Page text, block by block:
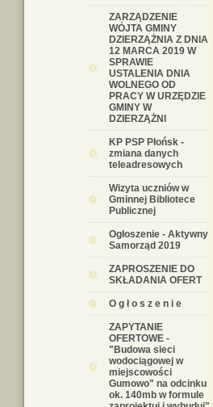
ZARZĄDZENIE
WÓJTA GMINY
DZIERZĄŻNIA Z DNIA
12 MARCA 2019 W
SPRAWIE
USTALENIA DNIA
WOLNEGO OD
PRACY W URZĘDZIE
GMINY W
DZIERZĄŻNI
KP PSP Płońsk -
zmiana danych
teleadresowych
Wizyta uczniów w
Gminnej Bibliotece
Publicznej
Ogłoszenie - Aktywny
Samorząd 2019
ZAPROSZENIE DO
SKŁADANIA OFERT
O g ł o s z e n i e
ZAPYTANIE
OFERTOWE -
"Budowa sieci
wodociągowej w
miejscowości
Gumowo" na odcinku
ok. 140mb w formule